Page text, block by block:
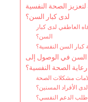
لتعزيز الصحة النفسية
لدى كبار السن؟
العاطفي لدى كبار
السن؟
كبار السن النفسية؟
السن في الوصول إلى
رعاية الصحة النفسية؟
مشكلات الصحة
الأفراد المسنين؟
طلب الدعم النفسي؟